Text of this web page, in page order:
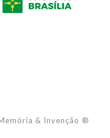
& Invenção ®